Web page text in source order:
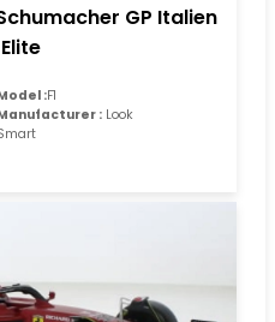
GP Italien
:F1
: Look